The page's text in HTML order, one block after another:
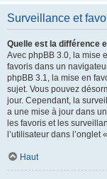
Surveillance et
Quelle est la différence
Avec phpBB 3.0, la mise
favoris dans un
phpBB 3.1, la mise en
sujet. Vous pouvez
jour. Cependant, la
a une mise à jour dans
les favoris et les
l’utilisateur dans l’onglet
Haut